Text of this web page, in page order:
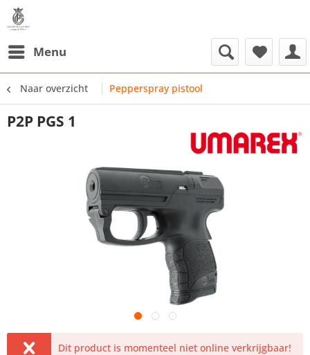
Menu
Naar overzicht Pepperspray pistool
P2P PGS 1
Dit product is momenteel niet online verkrijgbaar!